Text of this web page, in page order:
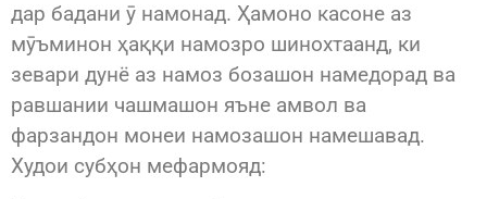
дар бадани ӯ намонад. Ҳамоно касоне аз
мӯъминон ҳаққи намозро шинохтаанд, ки
зевари дунё аз намоз бозашон намедорад ва
равшании чашмашон яъне амвол ва
фарзандон монеи намозашон намешавад.
Худои субҳон мефармояд: